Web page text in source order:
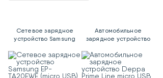
Сетевое зарядное
устройство Samsung
USB) 2A белое
Автомобильное
зарядное устройство
USB 1000mAh Black